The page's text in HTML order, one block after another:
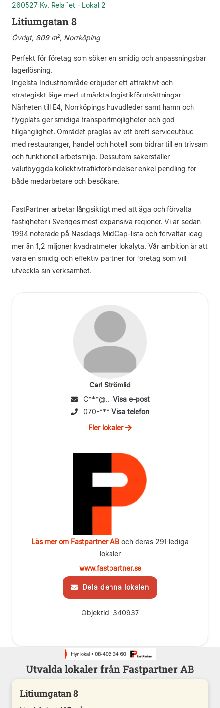
260527 Kv. Rela¨et - Lokal 2
Litiumgatan 8
Övrigt, 809 m2, Norrköping
Perfekt för företag som söker en smidig och anpassningsbar
lagerlösning.
Ingelsta Industriområde erbjuder ett attraktivt och
strategiskt läge med utmärkta logistikförutsättningar.
Närheten till E4, Norrköpings huvudleder samt hamn och
flygplats ger smidiga transportmöjligheter och god
tillgänglighet. Området präglas av ett brett serviceutbud
med restauranger, handel och hotell som bidrar till en trivsam
och funktionell arbetsmiljö. Dessutom säkerställer
välutbyggda kollektivtrafikförbindelser enkel pendling för
både medarbetare och besökare.
FastPartner arbetar långsiktigt med att äga och förvalta
fastigheter i Sveriges mest expansiva regioner. Vi är sedan
1994 noterade på Nasdaqs MidCap-lista och förvaltar idag
mer än 1,2 miljoner kvadratmeter lokalyta. Vår ambition är att
vara en smidig och effektiv partner för företag som vill
utveckla sin verksamhet.
Carl Strömlid
C***@... Visa e-post
070-*** Visa telefon
Fler lokaler
Läs mer om Fastpartner AB och deras 291 lediga
lokaler
www.fastpartner.se
Dela denna lokalen
Objektid: 340937
Utvalda lokaler från Fastpartner AB
Litiumgatan 8